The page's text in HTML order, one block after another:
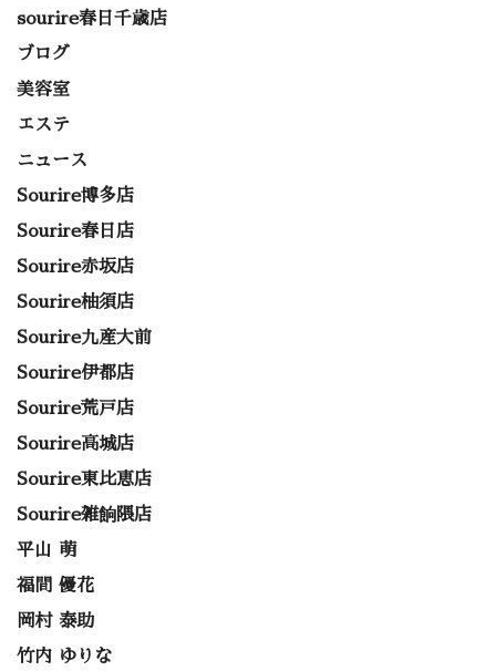
sourire春日千歳店
ブログ
美容室
エステ
ニュース
Sourire博多店
Sourire春日店
Sourire赤坂店
Sourire柚須店
Sourire九産大前
Sourire伊都店
Sourire荒戸店
Sourire高城店
Sourire東比恵店
Sourire雑餉隈店
平山 萌
福間 優花
岡村 泰助
竹内 ゆりな